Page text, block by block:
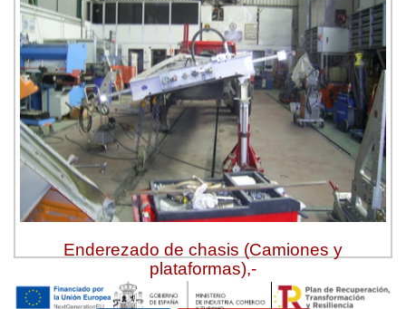
Enderezado de chasis (Camiones y
plataformas),-